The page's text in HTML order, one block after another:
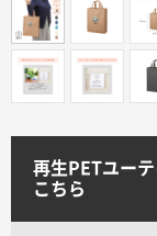
印刷色から探す
サイトメニュー
ご注文の流れ
再生PETユー
こちら